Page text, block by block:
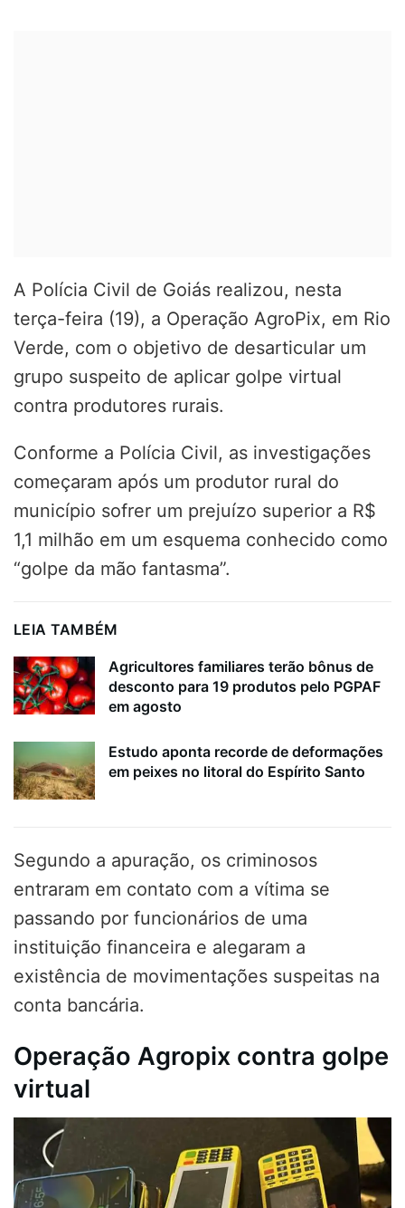
A Polícia Civil de Goiás realizou, nesta
terça-feira (19), a Operação AgroPix, em Rio
Verde, com o objetivo de desarticular um
grupo suspeito de aplicar golpe virtual
contra produtores rurais.
Conforme a Polícia Civil, as investigações
começaram após um produtor rural do
município sofrer um prejuízo superior a R$
1,1 milhão em um esquema conhecido como
“golpe da mão fantasma”.
LEIA TAMBÉM
Agricultores familiares terão bônus de
desconto para 19 produtos pelo PGPAF
em agosto
Estudo aponta recorde de deformações
em peixes no litoral do Espírito Santo
Segundo a apuração, os criminosos
entraram em contato com a vítima se
passando por funcionários de uma
instituição financeira e alegaram a
existência de movimentações suspeitas na
conta bancária.
Operação Agropix contra golpe
virtual